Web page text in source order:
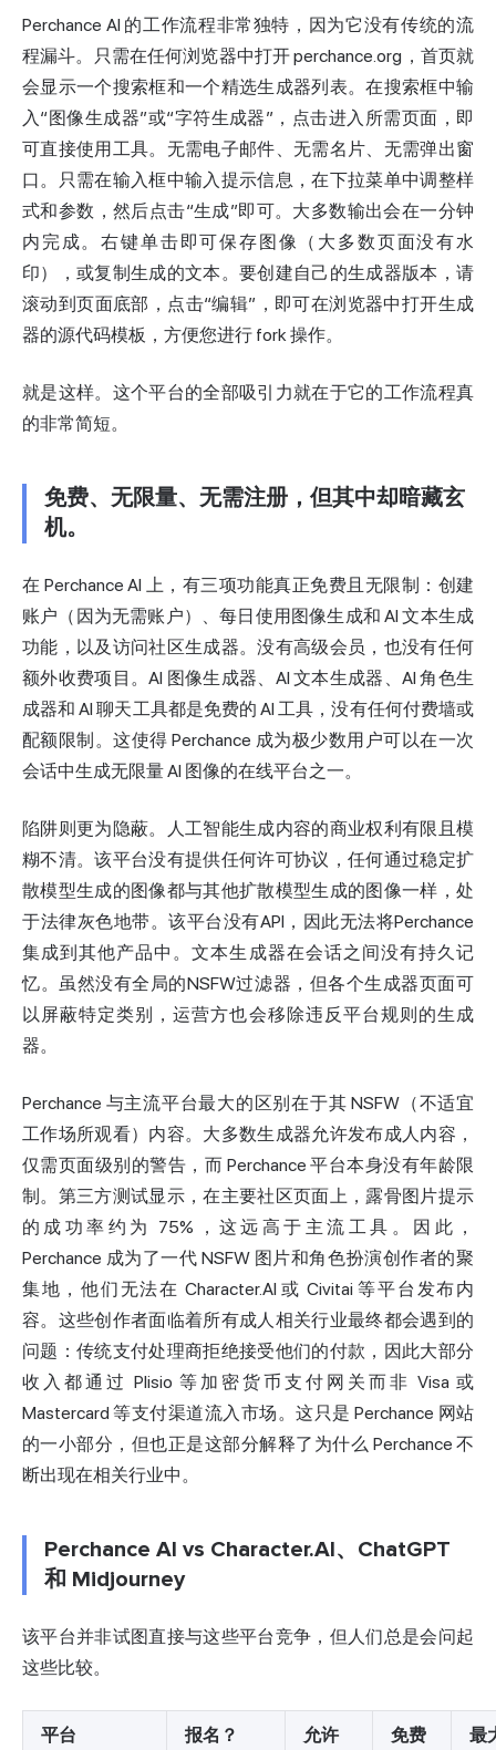
Perchance AI 的工作流程非常独特，因为它没有传统的流
程漏斗。只需在任何浏览器中打开 perchance.org，首页就
会显示一个搜索框和一个精选生成器列表。在搜索框中输
入“图像生成器”或“字符生成器”，点击进入所需页面，即
可直接使用工具。无需电子邮件、无需名片、无需弹出窗
口。只需在输入框中输入提示信息，在下拉菜单中调整样
式和参数，然后点击“生成”即可。大多数输出会在一分钟
内完成。右键单击即可保存图像（大多数页面没有水
印），或复制生成的文本。要创建自己的生成器版本，请
滚动到页面底部，点击“编辑”，即可在浏览器中打开生成
器的源代码模板，方便您进行 fork 操作。
就是这样。这个平台的全部吸引力就在于它的工作流程真
的非常简短。
免费、无限量、无需注册，但其中却暗藏玄
机。
在 Perchance AI 上，有三项功能真正免费且无限制：创建
账户（因为无需账户）、每日使用图像生成和 AI 文本生成
功能，以及访问社区生成器。没有高级会员，也没有任何
额外收费项目。AI 图像生成器、AI 文本生成器、AI 角色生
成器和 AI 聊天工具都是免费的 AI 工具，没有任何付费墙或
配额限制。这使得 Perchance 成为极少数用户可以在一次
会话中生成无限量 AI 图像的在线平台之一。
陷阱则更为隐蔽。人工智能生成内容的商业权利有限且模
糊不清。该平台没有提供任何许可协议，任何通过稳定扩
散模型生成的图像都与其他扩散模型生成的图像一样，处
于法律灰色地带。该平台没有API，因此无法将Perchance
集成到其他产品中。文本生成器在会话之间没有持久记
忆。虽然没有全局的NSFW过滤器，但各个生成器页面可
以屏蔽特定类别，运营方也会移除违反平台规则的生成
器。
Perchance 与主流平台最大的区别在于其 NSFW（不适宜
工作场所观看）内容。大多数生成器允许发布成人内容，
仅需页面级别的警告，而 Perchance 平台本身没有年龄限
制。第三方测试显示，在主要社区页面上，露骨图片提示
的成功率约为 75%，这远高于主流工具。因此，
Perchance 成为了一代 NSFW 图片和角色扮演创作者的聚
集地，他们无法在 Character.AI 或 Civitai 等平台发布内
容。这些创作者面临着所有成人相关行业最终都会遇到的
问题：传统支付处理商拒绝接受他们的付款，因此大部分
收入都通过 Plisio 等加密货币支付网关而非 Visa 或
Mastercard 等支付渠道流入市场。这只是 Perchance 网站
的一小部分，但也正是这部分解释了为什么 Perchance 不
断出现在相关行业中。
Perchance AI vs Character.AI、ChatGPT
和 Midjourney
该平台并非试图直接与这些平台竞争，但人们总是会问起
这些比较。
平台 报名？
允许
免费
最